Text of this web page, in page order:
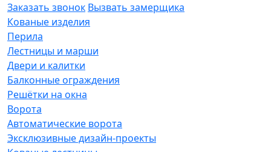
Заказать звонок Вызвать замерщика
Кованые изделия
Перила
Лестницы и марши
Двери и калитки
Балконные ограждения
Решётки на окна
Ворота
Автоматические ворота
Эксклюзивные дизайн-проекты